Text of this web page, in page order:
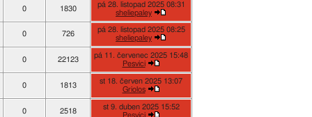
0 1830
pá 28. listopad 2025 08:31
sheliepaley
0 726
pá 28. listopad 2025 08:25
sheliepaley
0 22123
pá 11. červenec 2025 15:48
Pesvici
0 1813
st 18. červen 2025 13:07
Griolos
0 2518
st 9. duben 2025 15:52
Pesvici